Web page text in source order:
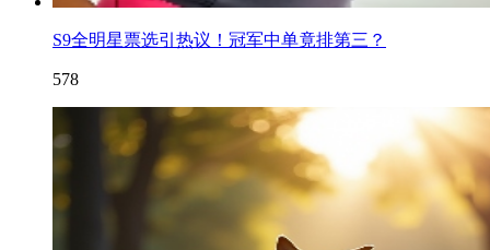
S9全明星票选引热议！冠军中单竟排第三？
578